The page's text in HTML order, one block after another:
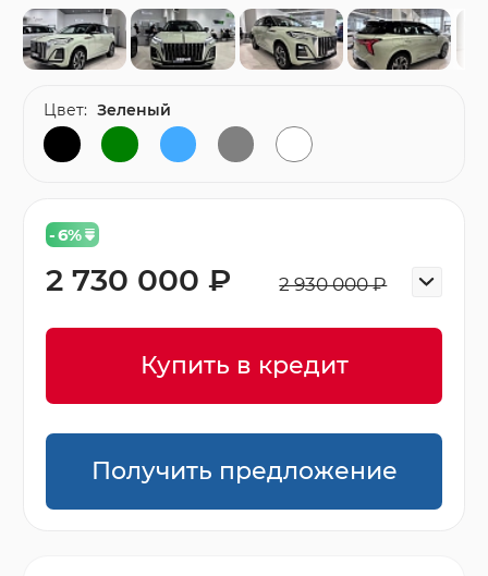
- 6%
2 930 000 ₽
2 730 000 ₽
Купить в кредит
Получить предложение
Цвет: Зеленый